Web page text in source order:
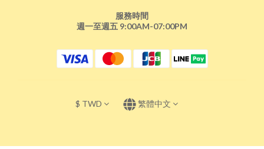
服務時間
週一至週五 9:00AM-07:00PM
$ TWD 繁體中文